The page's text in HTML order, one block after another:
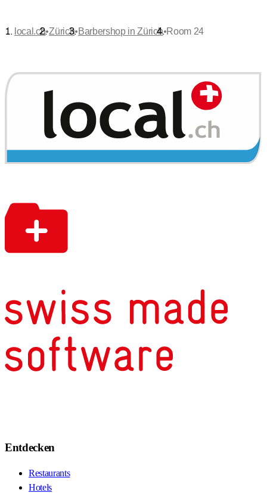
local.ch•Zürich•Barbershop in Zürich•Room 24
Entdecken
Restaurants
Hotels